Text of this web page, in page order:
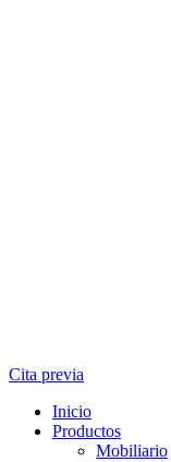
Cita previa
Inicio
Productos
Mobiliario